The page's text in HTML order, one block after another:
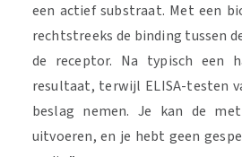
een actief substraat. Met een
rechtstreeks de binding tussen
de receptor. Na typisch een
resultaat, terwijl ELISA-testen
beslag nemen. Je kan de
uitvoeren, en je hebt geen